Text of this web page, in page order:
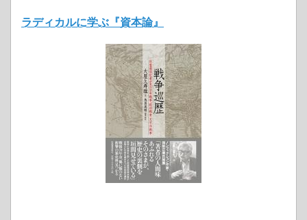
ラディカルに学ぶ『資本論』